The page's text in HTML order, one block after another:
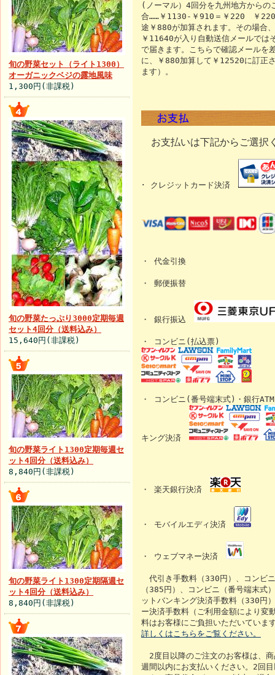
旬の野菜セット（ライト1300）
オーガニックベジの露地風味
1,300円(非課税)
旬の野菜たっぷり3000定期毎週
セット4回分（送料込み）
15,640円(非課税)
旬の野菜ライト1300定期毎週セ
ット4回分（送料込み）
8,840円(非課税)
旬の野菜ライト1300定期隔週セ
ット4回分（送料込み）
8,840円(非課税)
(ノーマル）4回分を九州地方からの
合……￥1130-￥910＝￥220 ￥
途￥880が加算されます。その場合
￥11640が入り自動送信メールでは
で届きます。こちらで確認メールを
に、￥880加算して￥12520に訂正
ます）。
お支払いは下記からご選択
･ クレジットカード決済
・ 代金引換
・ 郵便振替
・ 銀行振込
・ コンビニ(払込票)
・ コンビニ(番号端末式)・銀行
キング決済
・ 楽天銀行決済
・ モバイルエディ決済
・ ウェブマネー決済
代引き手数料（330円）、コンビ
（385円）、コンビニ（番号端末式
ットバンキング決済手数料（330円
ー決済手数料（ご利用金額により変
料はお客様にご負担いただいていま
詳しくはこちらをご覧ください。
2度目以降のご注文のお客様は、
週間以内にお支払いください。2回